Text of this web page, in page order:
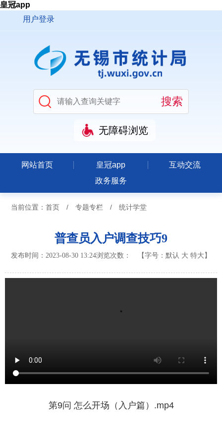
皇冠app
用户登录
无障碍浏览
网站首页 皇冠app
互动交流
政务服务
当前位置： 首页 / 专题专栏 / 统计学堂
普查员入户调查技巧9
发布时间：2023-08-30 13:24浏览次数： 【字号： 默认 大 特大 】
第9问 怎么开场（入户篇）.mp4